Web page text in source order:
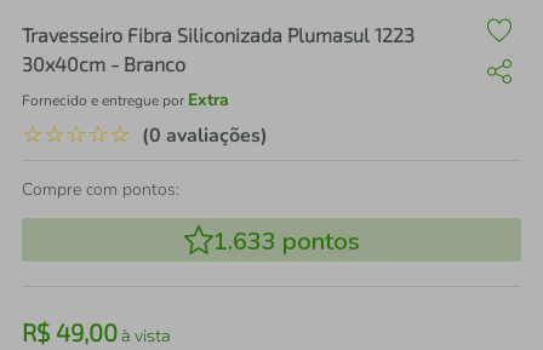
Travesseiro Fibra Siliconizada Plumasul 1223
30x40cm - Branco
Fornecido e entregue por Extra
☆☆☆☆☆ (0 avaliações)
Compre com pontos:
1.633 pontos
R$ 49,00à vista